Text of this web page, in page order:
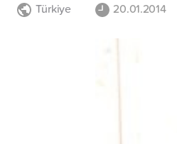
Türkiye 20.01.2014